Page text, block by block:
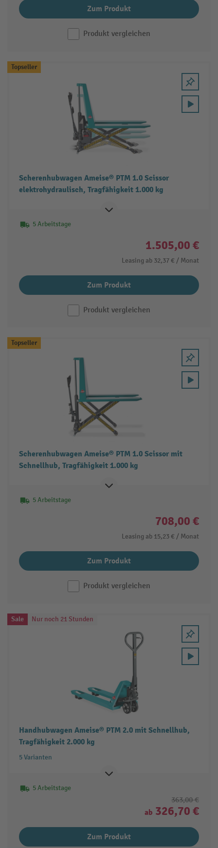
Zum Produkt
Produkt vergleichen
Topseller
Scherenhubwagen Ameise® PTM 1.0 Scissor
elektrohydraulisch, Tragfähigkeit 1.000 kg
5 Arbeitstage
1.505,00 €
Leasing ab 32,37 € / Monat
Zum Produkt
Produkt vergleichen
Topseller
Scherenhubwagen Ameise® PTM 1.0 Scissor mit
Schnellhub, Tragfähigkeit 1.000 kg
5 Arbeitstage
708,00 €
Leasing ab 15,23 € / Monat
Zum Produkt
Produkt vergleichen
Sale Nur noch 21 Stunden
Handhubwagen Ameise® PTM 2.0 mit Schnellhub,
Tragfähigkeit 2.000 kg
5 Varianten
5 Arbeitstage
363,00 €
ab 326,70 €
Zum Produkt